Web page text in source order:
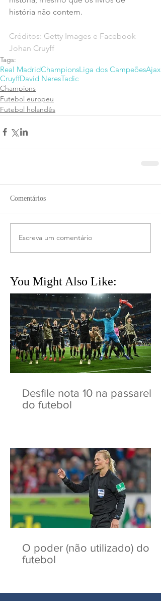
You Might Also Like:
história não contem.
Créditos: Getty Images e Facebook
Johan Cruyff
Tags:
Real MadridChampionsLiga dos CampeõesAjax
CruyffDavid NeresTadic
Champions
Futebol europeu
Futebol holandês
Comentários
Escreva um comentário
Desfile nota 10 na passarela
do futebol
O poder (não utilizado) do
futebol